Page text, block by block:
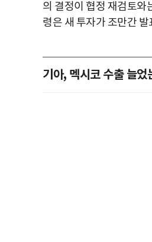
의 결정이 협정 재검토와
령은 새 투자가 조만간
기아, 멕시코 수출 늘